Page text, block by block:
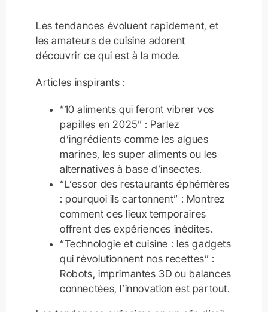
Les tendances évoluent rapidement, et
les amateurs de cuisine adorent
découvrir ce qui est à la mode.
Articles inspirants :
“10 aliments qui feront vibrer vos
papilles en 2025” : Parlez
d’ingrédients comme les algues
marines, les super aliments ou les
alternatives à base d’insectes.
“L’essor des restaurants éphémères
: pourquoi ils cartonnent” : Montrez
comment ces lieux temporaires
offrent des expériences inédites.
“Technologie et cuisine : les gadgets
qui révolutionnent nos recettes” :
Robots, imprimantes 3D ou balances
connectées, l’innovation est partout.